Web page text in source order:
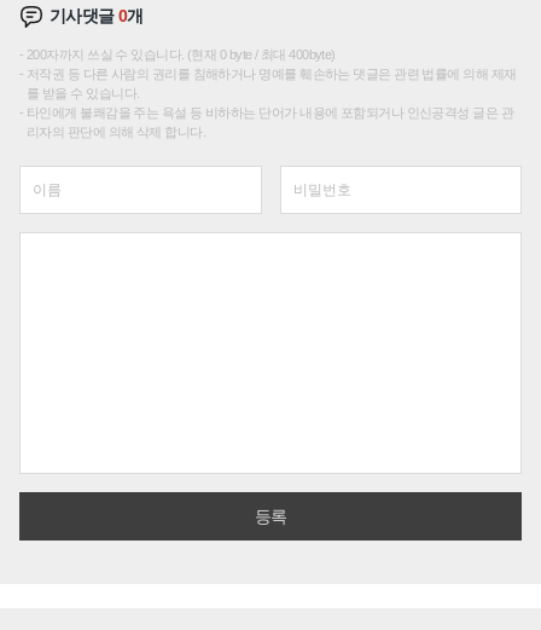
기사댓글0개
200자까지 쓰실 수 있습니다. (현재 0 byte / 최대 400byte)
저작권 등 다른 사람의 권리를 침해하거나 명예를 훼손하는 댓글은 관련 법률에 의해 제재
를 받을 수 있습니다.
타인에게 불쾌감을 주는 욕설 등 비하하는 단어가 내용에 포함되거나 인신공격성 글은 관
리자의 판단에 의해 삭제 합니다.